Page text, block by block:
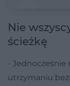
Nie
ścieżkę
- Jednocześnie
utrzymaniu